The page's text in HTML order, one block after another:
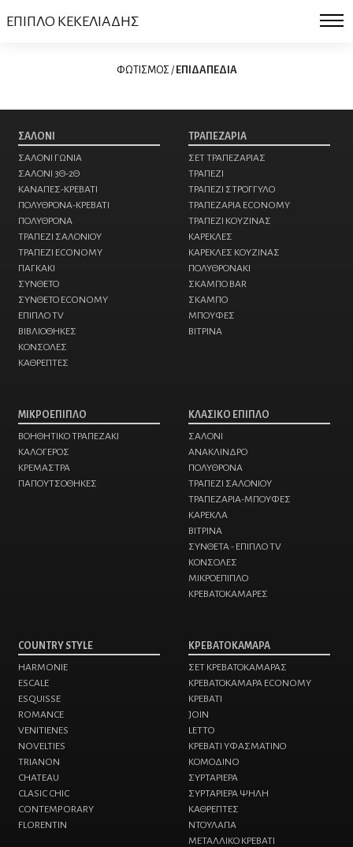
ΕΠΙΠΛΟ ΚΕΚΕΛΙΑΔΗΣ
ΣΑΛΟΝΙ
ΣΑΛΟΝΙ ΓΩΝΙΑ
ΣΑΛΟΝΙ 3Θ-2Θ
ΚΑΝΑΠΕΣ-ΚΡΕΒΑΤΙ
ΠΟΛΥΘΡΟΝΑ-ΚΡΕΒΑΤΙ
ΠΟΛΥΘΡΟΝΑ
ΤΡΑΠΕΖΙ ΣΑΛΟΝΙΟΥ
ΤΡΑΠΕΖΙ ECONOMY
ΠΑΓΚΑΚΙ
ΣΥΝΘΕΤΟ
ΣΥΝΘΕΤΟ ECONOMY
ΕΠΙΠΛΟ TV
ΒΙΒΛΙΟΘΗΚΕΣ
ΚΟΝΣΟΛΕΣ
ΚΑΘΡΕΠΤΕΣ
ΤΡΑΠΕΖΑΡΙΑ
ΣΕΤ ΤΡΑΠΕΖΑΡΙΑΣ
ΤΡΑΠΕΖΙ
ΤΡΑΠΕΖΙ ΣΤΡΟΓΓΥΛΟ
ΤΡΑΠΕΖΑΡΙΑ ECONOMY
ΤΡΑΠΕΖΙ ΚΟΥΖΙΝΑΣ
ΚΑΡΕΚΛΕΣ
ΚΑΡΕΚΛΕΣ ΚΟΥΖΙΝΑΣ
ΠΟΛΥΘΡΟΝΑKI
ΣΚΑΜΠΟ BAR
ΣΚΑΜΠΟ
ΜΠΟΥΦΕΣ
ΒΙΤΡΙΝΑ
ΜΙΚΡΟΕΠΙΠΛΟ
ΒΟΗΘΗΤΙΚΟ ΤΡΑΠΕΖΑΚΙ
ΚΑΛΟΓΕΡΟΣ
ΚΡΕΜΑΣΤΡΑ
ΠΑΠΟΥΤΣΟΘΗΚΕΣ
ΚΛΑΣΙΚΟ ΕΠΙΠΛΟ
ΣΑΛΟΝΙ
ΑΝΑΚΛΙΝΔΡΟ
ΠΟΛΥΘΡΟΝΑ
ΤΡΑΠΕΖΙ ΣΑΛΟΝΙΟΥ
ΤΡΑΠΕΖΑΡΙΑ-ΜΠΟΥΦΕΣ
ΚΑΡΕΚΛΑ
ΒΙΤΡΙΝΑ
ΣΥΝΘΕΤΑ - ΕΠΙΠΛΟ TV
ΚΟΝΣΟΛΕΣ
ΜΙΚΡΟΕΠΙΠΛΟ
ΚΡΕΒΑΤΟΚΑΜΑΡΕΣ
COUNTRY STYLE
HARMONIE
ESCALE
ESQUISSE
ROMANCE
VENITIENES
NOVELTIES
TRIANON
CHATEAU
CLASIC CHIC
CONTEMPORARY
FLORENTIN
ΚΡΕΒΑΤΟΚΑΜΑΡΑ
ΣΕΤ ΚΡΕΒΑΤΟΚΑΜΑΡΑΣ
ΚΡΕΒΑΤΟΚΑΜΑΡΑ ECONOMY
ΚΡΕΒΑΤΙ
JOIN
LETTO
ΚΡΕΒΑΤΙ ΥΦΑΣΜΑΤΙΝΟ
ΚΟΜΟΔΙΝO
ΣΥΡΤΑΡΙΕΡΑ
ΣΥΡΤΑΡΙΕΡΑ ΨΗΛΗ
ΚΑΘΡΕΠΤΕΣ
ΝΤΟΥΛΑΠΑ
ΜΕΤΑΛΛΙΚΟ ΚΡΕΒΑΤΙ
ΦΩΤΙΣΜΟΣ/ ΕΠΙΔΑΠΕΔΙΑ